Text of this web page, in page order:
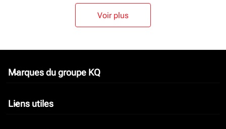
Voir plus
Marques du groupe KQ
keyboard_arrow_down
Liens utiles
keyboard_arrow_down